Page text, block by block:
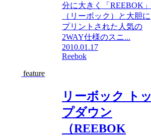
分に大きく「REEBOK」
（リーボック）と大胆に
プリントされた人気の
2WAY仕様のスニ...
2010.01.17
Reebok
feature
リーボック トッ
プダウン
（REEBOK